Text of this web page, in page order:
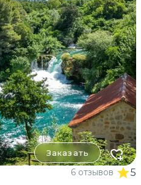
Заказать
6 отзывов 5